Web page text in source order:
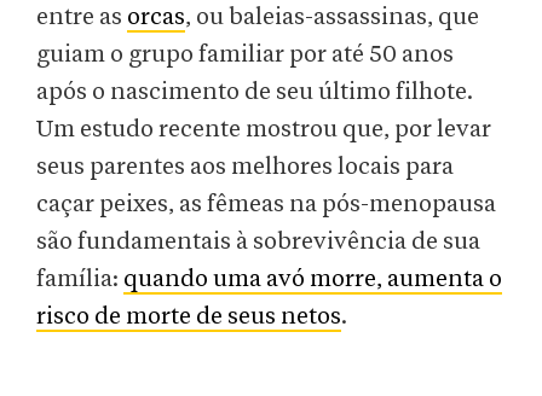
entre as orcas, ou baleias-assassinas, que
guiam o grupo familiar por até 50 anos
após o nascimento de seu último filhote.
Um estudo recente mostrou que, por levar
seus parentes aos melhores locais para
caçar peixes, as fêmeas na pós-menopausa
são fundamentais à sobrevivência de sua
família: quando uma avó morre, aumenta o
risco de morte de seus netos.